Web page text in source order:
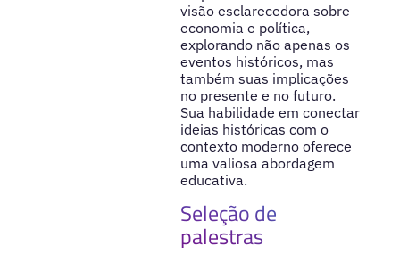
visão esclarecedora sobre
economia e política,
explorando não apenas os
eventos históricos, mas
também suas implicações
no presente e no futuro.
Sua habilidade em conectar
ideias históricas com o
contexto moderno oferece
uma valiosa abordagem
educativa.
Seleção de
palestras